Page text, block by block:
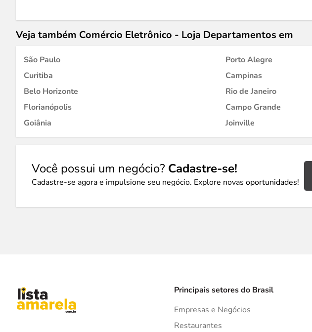
Veja também Comércio Eletrônico - Loja Departamentos em
São Paulo
Porto Alegre
Curitiba
Campinas
Belo Horizonte
Rio de Janeiro
Florianópolis
Campo Grande
Goiânia
Joinville
Você possui um negócio? Cadastre-se!
Cadastre-se agora e impulsione seu negócio. Explore novas oportunidades!
Principais setores do Brasil
Empresas e Negócios
Restaurantes